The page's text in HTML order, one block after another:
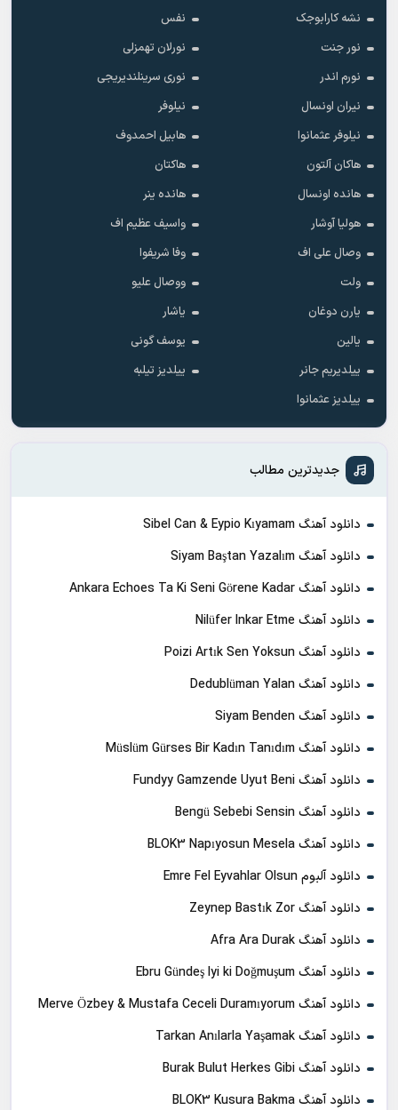
نشه کارابوجک
نفس
نور جنت
نورلان تهمزلی
نورم اندر
نوری سرینلندیریجی
نیران اونسال
نیلوفر
نیلوفر عثمانوا
هابیل احمدوف
هاکان آلتون
هاکتان
هانده اونسال
هانده ینر
هولیا آوشار
واسیف عظیم اف
وصال علی اف
وفا شریفوا
ولت
ووصال علیو
یارن دوغان
یاشار
یالین
یوسف گونی
ییلدیریم جانر
ییلدیز تیلبه
ییلدیز عثمانوا
جدیدترین مطالب
دانلود آهنگ Sibel Can & Eypio Kıyamam
دانلود آهنگ Siyam Baştan Yazalım
دانلود آهنگ Ankara Echoes Ta Ki Seni Görene Kadar
دانلود آهنگ Nilüfer Inkar Etme
دانلود آهنگ Poizi Artık Sen Yoksun
دانلود آهنگ Dedublüman Yalan
دانلود آهنگ Siyam Benden
دانلود آهنگ Müslüm Gürses Bir Kadın Tanıdım
دانلود آهنگ Fundyy Gamzende Uyut Beni
دانلود آهنگ Bengü Sebebi Sensin
دانلود آهنگ BLOK3 Napıyosun Mesela
دانلود آلبوم Emre Fel Eyvahlar Olsun
دانلود آهنگ Zeynep Bastık Zor
دانلود آهنگ Afra Ara Durak
دانلود آهنگ Ebru Gündeş Iyi ki Doğmuşum
دانلود آهنگ Merve Özbey & Mustafa Ceceli Duramıyorum
دانلود آهنگ Tarkan Anılarla Yaşamak
دانلود آهنگ Burak Bulut Herkes Gibi
دانلود آهنگ BLOK3 Kusura Bakma